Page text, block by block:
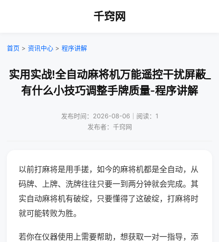
千窍网
首页 > 资讯中心 > 程序讲解
实用实战!全自动麻将机万能遥控干扰屏蔽_
有什么小技巧调整手牌质量-程序讲解
发布时间：2026-08-06｜阅读：1
发布者：千窍网
以前打麻将是用手搓，如今的麻将机都是全自动，从
码牌、上牌、洗牌往往只要一到两分钟就会完成。其
实自动麻将机有破绽，只要懂得了这破绽，打麻将时
就可能转败为胜。
若你在仪器使用上需要帮助，想获取一对一指导，添